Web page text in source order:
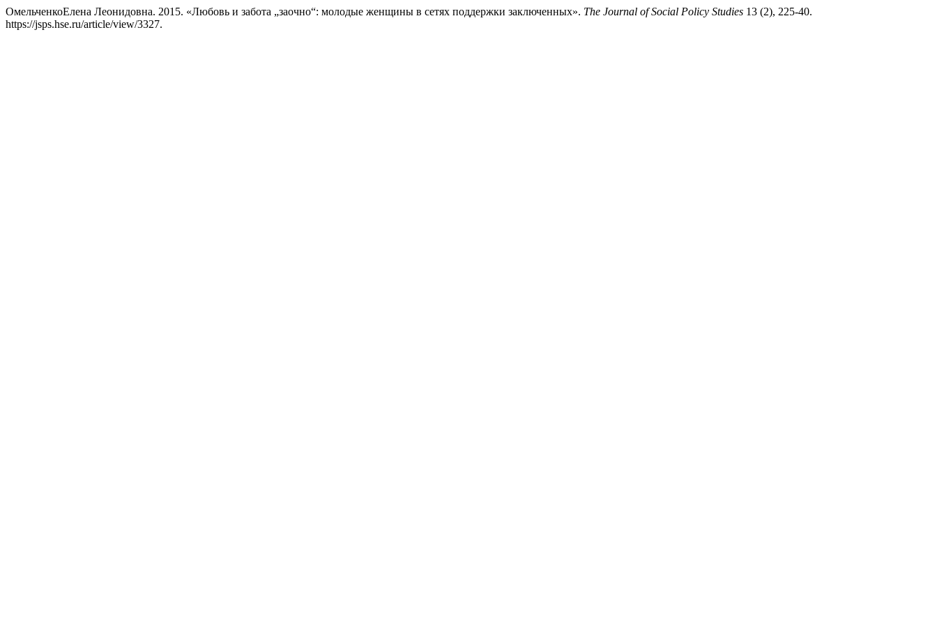
ОмельченкоЕлена Леонидовна. 2015. «Любовь и забота „заочно“: молодые женщины в сетях поддержки заключенных». The Journal of Social Policy Studies 13 (2), 225-40.
https://jsps.hse.ru/article/view/3327.